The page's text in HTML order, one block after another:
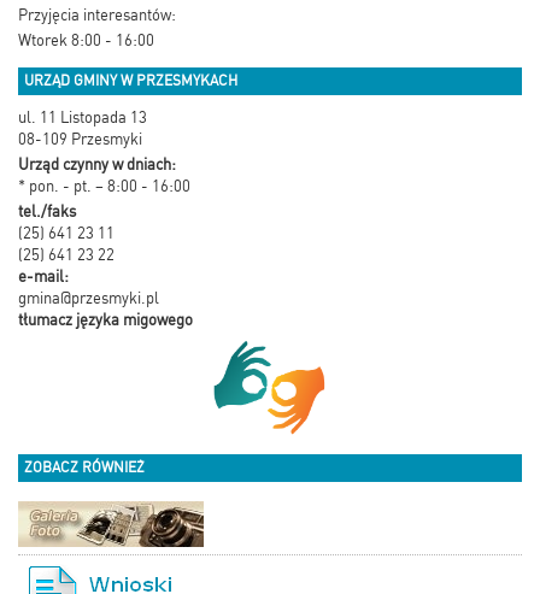
Przyjęcia interesantów:
Wtorek 8:00 - 16:00
URZĄD GMINY W PRZESMYKACH
ul. 11 Listopada 13
08-109 Przesmyki
Urząd czynny w dniach:
* pon. - pt. – 8:00 - 16:00
tel./faks
(25) 641 23 11
(25) 641 23 22
e-mail:
gmina@przesmyki.pl
tłumacz języka migowego
ZOBACZ RÓWNIEŻ